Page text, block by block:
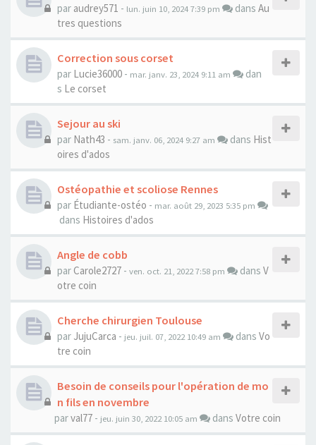
par audrey571 - lun. juin 10, 2024 7:39 pm dans Au
tres questions
Correction sous corset
par Lucie36000 - mar. janv. 23, 2024 9:11 am
dan
s Le corset
Sejour au ski
par Nath43 - sam. janv. 06, 2024 9:27 am dans Hist
oires d'ados
Ostéopathie et scoliose Rennes
par Étudiante-ostéo - mar. août 29, 2023 5:35 pm
dans Histoires d'ados
Angle de cobb
par Carole2727 - ven. oct. 21, 2022 7:58 pm dans V
otre coin
Cherche chirurgien Toulouse
par JujuCarca - jeu. juil. 07, 2022 10:49 am dans Vo
tre coin
Besoin de conseils pour l'opération de mo
n fils en novembre
parval77 - jeu. juin 30, 2022 10:05 am dans Votre coin